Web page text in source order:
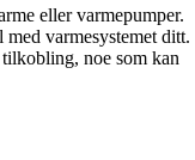
eller varmepumper.
varmesystemet ditt.
noe som kan